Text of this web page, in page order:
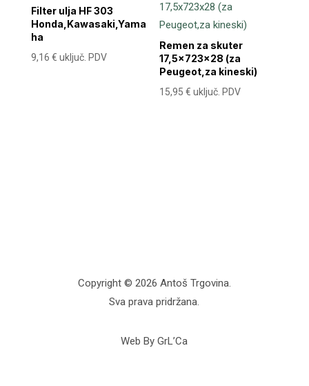
Filter ulja HF 303
Honda,Kawasaki,Yama
ha
9,16 € uključ. PDV
Remen za skuter
17,5x723x28 (za
Peugeot,za kineski)
15,95€ uključ. PDV
Copyright © 2026 Antoš Trgovina.
Sva prava pridržana.
Web By GrL’Ca